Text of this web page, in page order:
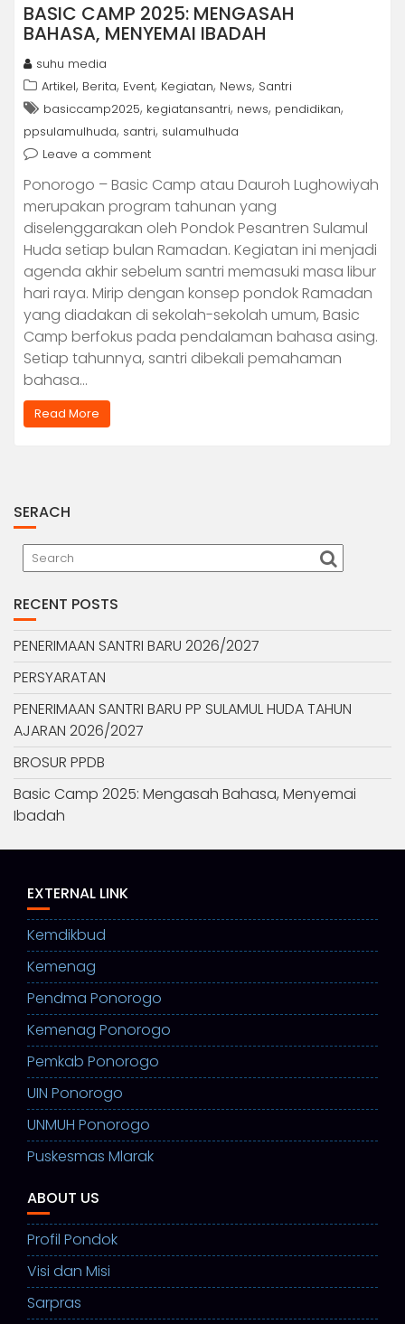
BASIC CAMP 2025: MENGASAH
BAHASA, MENYEMAI IBADAH
suhu media
Artikel, Berita, Event, Kegiatan, News, Santri
basiccamp2025, kegiatansantri, news, pendidikan,
ppsulamulhuda, santri, sulamulhuda
Leave a comment
Ponorogo – Basic Camp atau Dauroh Lughowiyah
merupakan program tahunan yang
diselenggarakan oleh Pondok Pesantren Sulamul
Huda setiap bulan Ramadan. Kegiatan ini menjadi
agenda akhir sebelum santri memasuki masa libur
hari raya. Mirip dengan konsep pondok Ramadan
yang diadakan di sekolah-sekolah umum, Basic
Camp berfokus pada pendalaman bahasa asing.
Setiap tahunnya, santri dibekali pemahaman
bahasa…
Read More
SERACH
RECENT POSTS
PENERIMAAN SANTRI BARU 2026/2027
PERSYARATAN
PENERIMAAN SANTRI BARU PP SULAMUL HUDA TAHUN
AJARAN 2026/2027
BROSUR PPDB
Basic Camp 2025: Mengasah Bahasa, Menyemai
Ibadah
EXTERNAL LINK
Kemdikbud
Kemenag
Pendma Ponorogo
Kemenag Ponorogo
Pemkab Ponorogo
UIN Ponorogo
UNMUH Ponorogo
Puskesmas Mlarak
ABOUT US
Profil Pondok
Visi dan Misi
Sarpras